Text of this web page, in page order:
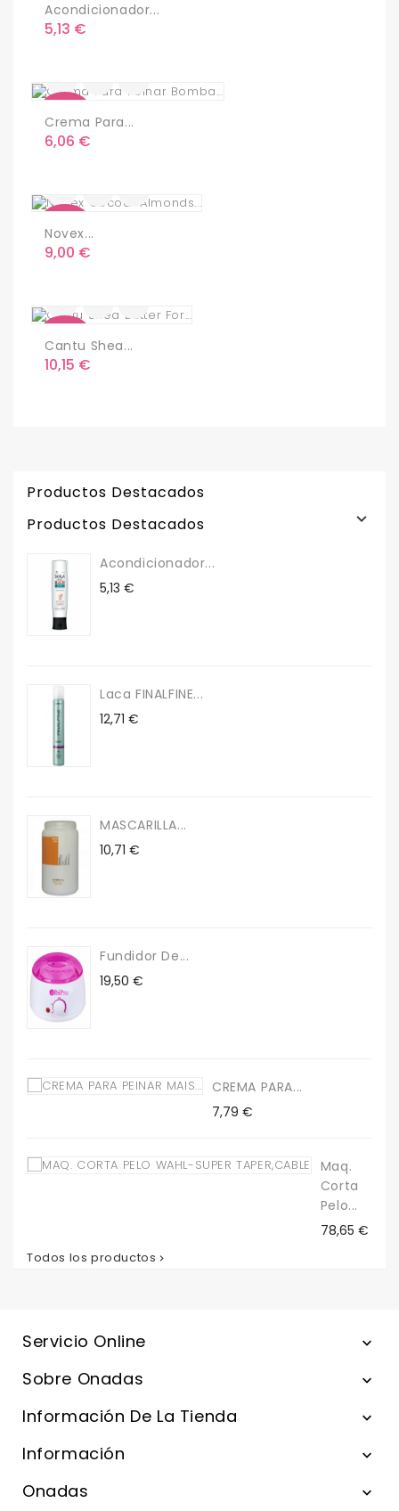
Acondicionador...
Precio
5,13 €
Crema Para...
Precio
6,06 €
Novex...
Precio
9,00 €
Cantu Shea...
Precio
10,15 €
Productos Destacados
Productos Destacados

Acondicionador...
Precio
5,13 €
Laca FINALFINE...
Precio
12,71 €
MASCARILLA...
Precio
10,71 €
Fundidor De...
Precio
19,50 €
CREMA PARA...
Precio
7,79 €
Maq.
Corta
Pelo...
Precio
78,65 €
Todos los productos 
Servicio Online 
Sobre Onadas 
Información De La Tienda 
Información 
Onadas 